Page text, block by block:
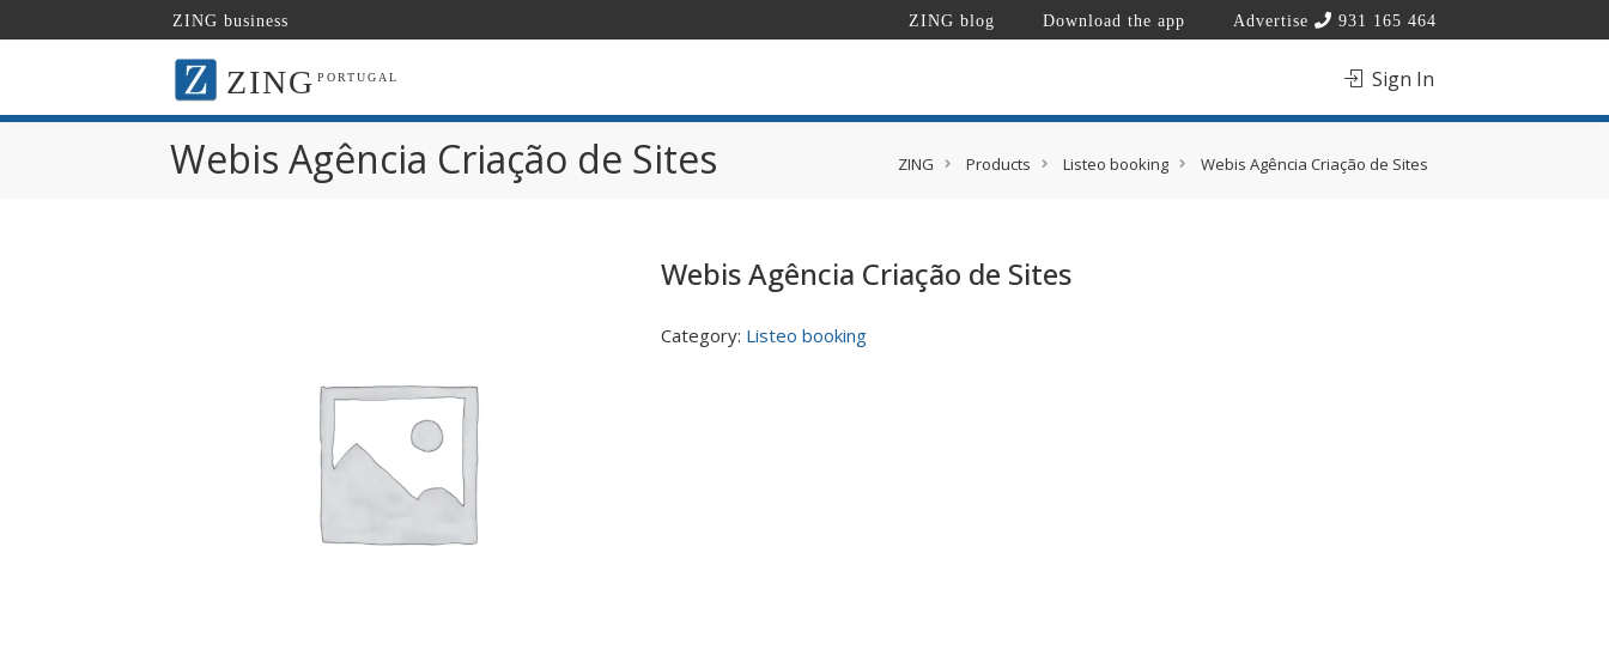
ZING business ZING blog Download the app Advertise 931 165 464
ZING PORTUGAL Sign In
Webis Agência Criação de Sites ZING Products Listeo booking Webis Agência Criação de Sites
Webis Agência Criação de Sites
Category: Listeo booking